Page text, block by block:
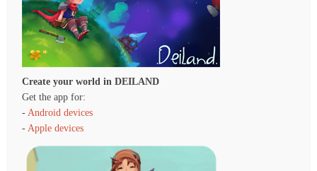
Create your world in DEILAND
Get the app for:
- Android devices
- Apple devices